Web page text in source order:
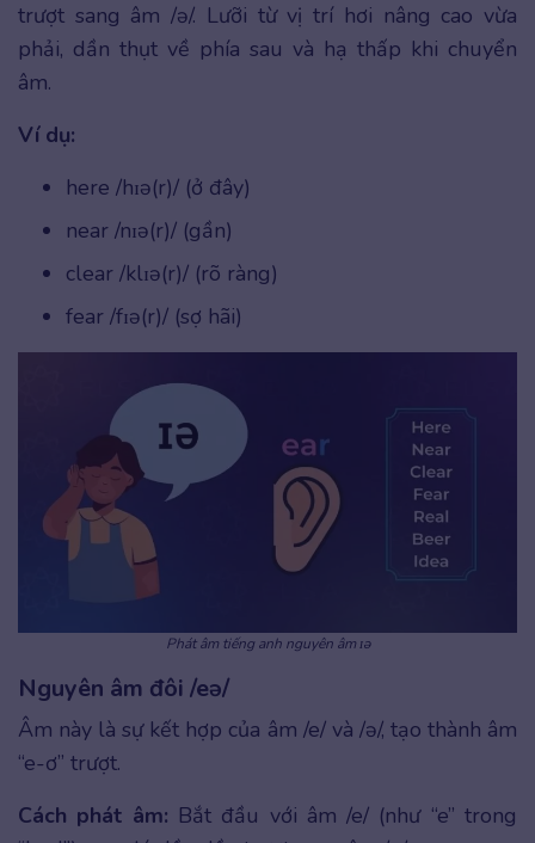
trượt sang âm /ə/. Lưỡi từ vị trí hơi nâng cao vừa
phải, dần thụt về phía sau và hạ thấp khi chuyển
âm.
Ví dụ:
here /hɪə(r)/ (ở đây)
near /nɪə(r)/ (gần)
clear /klɪə(r)/ (rõ ràng)
fear /fɪə(r)/ (sợ hãi)
Phát âm tiếng anh nguyên âm ɪə
Nguyên âm đôi /eə/
Âm này là sự kết hợp của âm /e/ và /ə/, tạo thành âm
“e-ơ” trượt.
Cách phát âm: Bắt đầu với âm /e/ (như “e” trong